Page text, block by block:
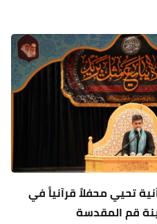
تحيي محفلاً قرآنياً في
قم المقدسة